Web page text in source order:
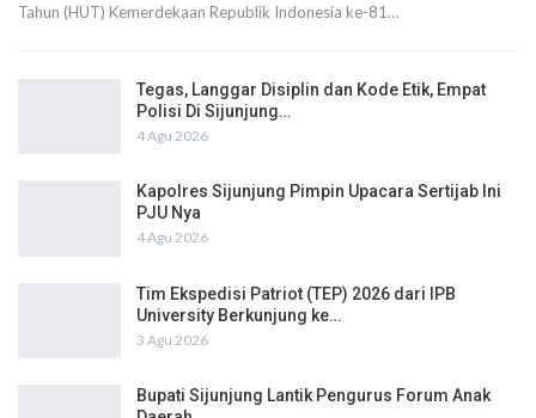
Tahun (HUT) Kemerdekaan Republik Indonesia ke-81…
Tegas, Langgar Disiplin dan Kode Etik, Empat
Polisi Di Sijunjung…
4 Agu 2026
Kapolres Sijunjung Pimpin Upacara Sertijab Ini
PJU Nya
4 Agu 2026
Tim Ekspedisi Patriot (TEP) 2026 dari IPB
University Berkunjung ke…
3 Agu 2026
Bupati Sijunjung Lantik Pengurus Forum Anak